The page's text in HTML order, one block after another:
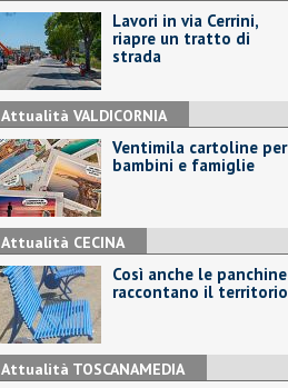
Lavori in via Cerrini,
riapre un tratto di
strada
Attualità VALDICORNIA
Ventimila cartoline per
bambini e famiglie
Attualità CECINA
Così anche le panchine
raccontano il territorio
Attualità TOSCANAMEDIA